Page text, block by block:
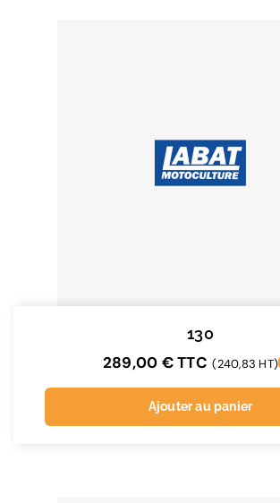
130
289,00 €TTC (240,83 HT)
Ajouter au panier